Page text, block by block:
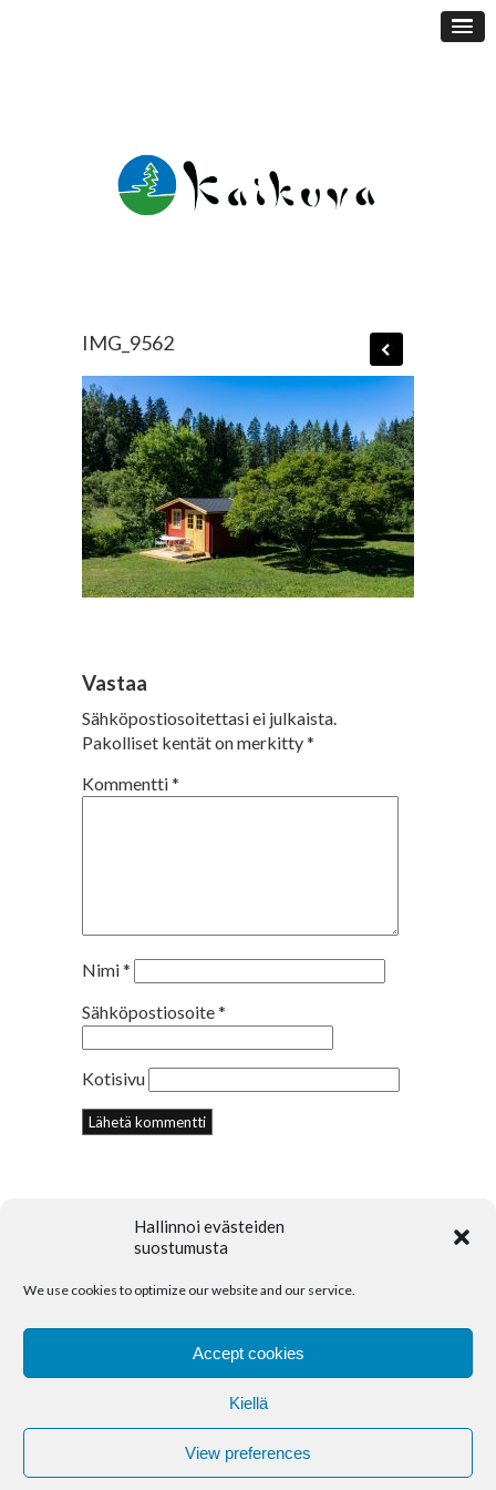
Hallinnoi evästeiden
suostumusta
We use cookies to optimize our website and our service.
Accept cookies
Kiellä
View preferences
IMG_9562
Vastaa
Sähköpostiosoitettasi ei julkaista.
Pakolliset kentät on merkitty*
Kommentti*
Nimi*
Sähköpostiosoite*
Kotisivu
by
Dessign.net
2026